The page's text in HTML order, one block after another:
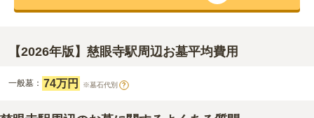
【2026年版】慈眼寺駅周辺お墓平均費用
一般墓： 74万円 ※墓石代別 ?